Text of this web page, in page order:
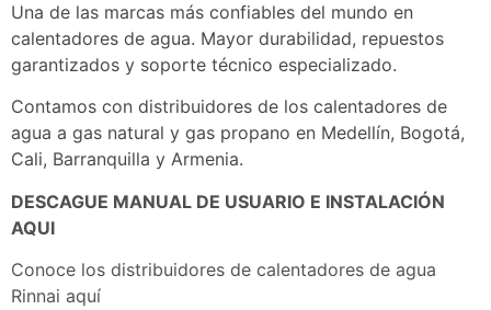
Una de las marcas más confiables del mundo en
calentadores de agua. Mayor durabilidad, repuestos
garantizados y soporte técnico especializado.
Contamos con distribuidores de los calentadores de
agua a gas natural y gas propano en Medellín, Bogotá,
Cali, Barranquilla y Armenia.
DESCAGUE MANUAL DE USUARIO E INSTALACIÓN
AQUI
Conoce los distribuidores de calentadores de agua
Rinnai aquí